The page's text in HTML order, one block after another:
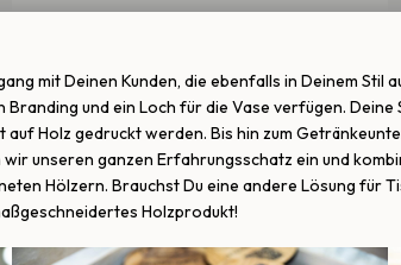
mit Deinen Kunden, die ebenfalls in Deinem Stil
und ein Loch für die Vase verfügen.
Holz gedruckt werden. Bis hin zum
unseren ganzen Erfahrungsschatz ein und
Hölzern. Brauchst Du eine andere Lösung für
Holzprodukt!